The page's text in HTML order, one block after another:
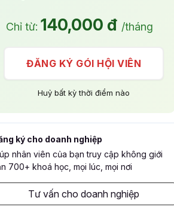
Chỉ từ: 140,000 đ /tháng
ĐĂNG KÝ GÓI HỘI VIÊN
Huỷ bất kỳ thời điểm nào
ký cho doanh nghiệp
nhân viên của bạn truy cập không giới
700+ khoá học, mọi lúc, mọi nơi
Tư vấn cho doanh nghiệp